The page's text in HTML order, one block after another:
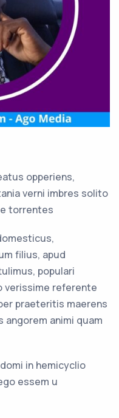
opperiens,
verni imbres solito
torrentes
filius, apud
populari
verissime referente
praeteritis maerens
animi quam
in hemicyclio
essem u